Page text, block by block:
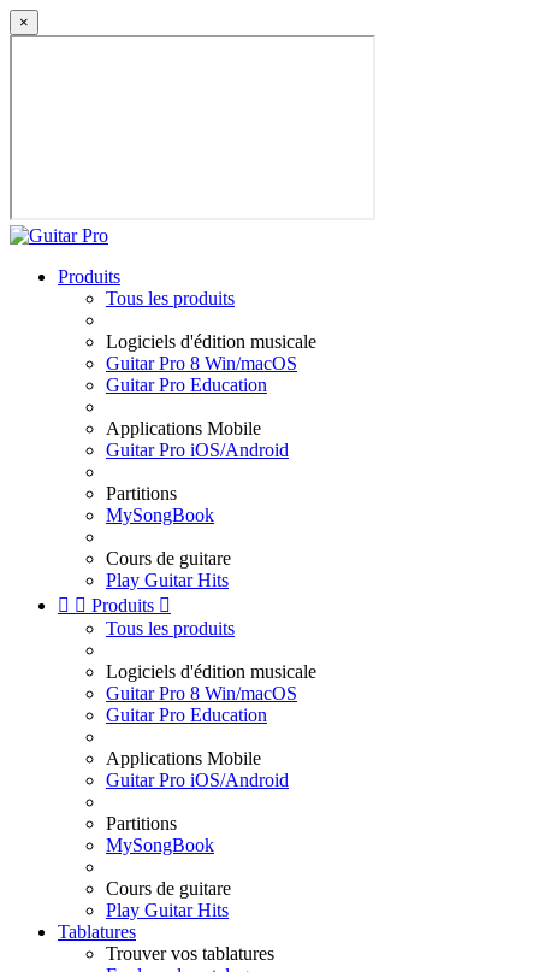
×
Produits
Tous les produits
Logiciels d'édition musicale
Guitar Pro 8 Win/macOS
Guitar Pro Education
Applications Mobile
Guitar Pro iOS/Android
Partitions
MySongBook
Cours de guitare
Play Guitar Hits
  Produits 
Tous les produits
Logiciels d'édition musicale
Guitar Pro 8 Win/macOS
Guitar Pro Education
Applications Mobile
Guitar Pro iOS/Android
Partitions
MySongBook
Cours de guitare
Play Guitar Hits
Tablatures
Trouver vos tablatures